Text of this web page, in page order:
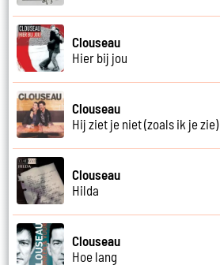
Clouseau
Hier bij jou
Clouseau
Hij ziet je niet (zoals ik je zie)
Clouseau
Hilda
Clouseau
Hoe lang